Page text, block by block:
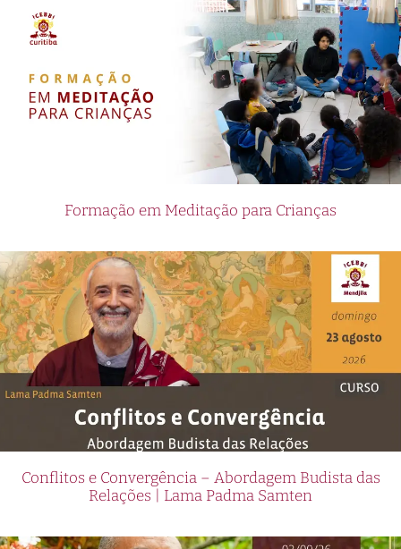
Formação em Meditação para Crianças
Conflitos e Convergência – Abordagem Budista das
Relações | Lama Padma Samten